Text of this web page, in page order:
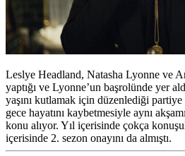
Leslye Headland, Natasha Lyonne ve
yaptığı ve Lyonne’un başrolünde yer
yaşını kutlamak için düzenlediği partiye
gece hayatını kaybetmesiyle aynı
konu alıyor. Yıl içerisinde çokça
içerisinde 2. sezon onayını da almıştı.